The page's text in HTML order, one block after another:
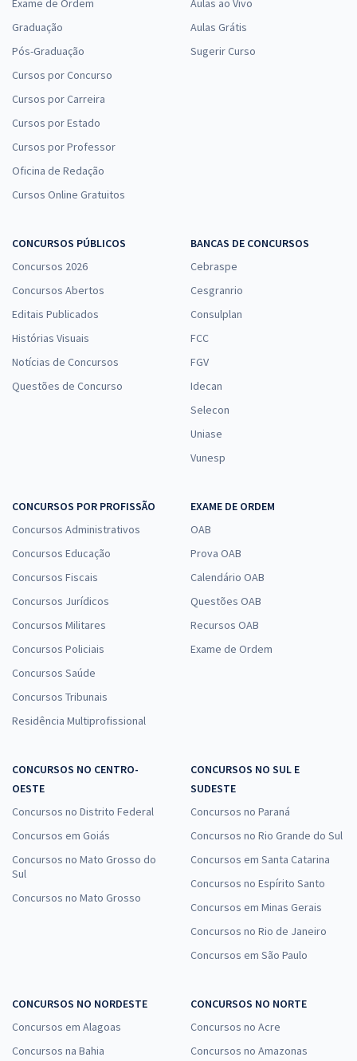
Exame de Ordem
Graduação
Pós-Graduação
Cursos por Concurso
Cursos por Carreira
Cursos por Estado
Cursos por Professor
Oficina de Redação
Cursos Online Gratuitos
Aulas ao Vivo
Aulas Grátis
Sugerir Curso
CONCURSOS PÚBLICOS
Concursos 2026
Concursos Abertos
Editais Publicados
Histórias Visuais
Notícias de Concursos
Questões de Concurso
BANCAS DE CONCURSOS
Cebraspe
Cesgranrio
Consulplan
FCC
FGV
Idecan
Selecon
Uniase
Vunesp
CONCURSOS POR PROFISSÃO
Concursos Administrativos
Concursos Educação
Concursos Fiscais
Concursos Jurídicos
Concursos Militares
Concursos Policiais
Concursos Saúde
Concursos Tribunais
Residência Multiprofissional
EXAME DE ORDEM
OAB
Prova OAB
Calendário OAB
Questões OAB
Recursos OAB
Exame de Ordem
CONCURSOS NO CENTRO-
OESTE
Concursos no Distrito Federal
Concursos em Goiás
Concursos no Mato Grosso do
Sul
Concursos no Mato Grosso
CONCURSOS NO SUL E
SUDESTE
Concursos no Paraná
Concursos no Rio Grande do Sul
Concursos em Santa Catarina
Concursos no Espírito Santo
Concursos em Minas Gerais
Concursos no Rio de Janeiro
Concursos em São Paulo
CONCURSOS NO NORDESTE
Concursos em Alagoas
Concursos na Bahia
CONCURSOS NO NORTE
Concursos no Acre
Concursos no Amazonas